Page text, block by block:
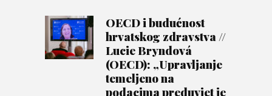
OECD i budućnost
hrvatskog zdravstva //
Lucie Bryndová
(OECD): „Upravljanje
temeljeno na
podacima preduvjet je